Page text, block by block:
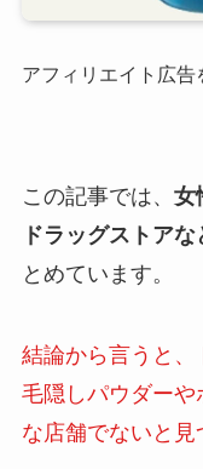
アフィリエイト広告
この記事では、 女
ドラッグストア
とめています。
結論から言うと
毛隠しパウダーや
な店舗でないと見